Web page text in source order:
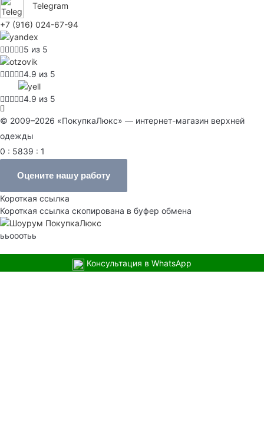
Telegram
+7 (916) 024-67-94
5 из 5
4.9 из 5
4.9 из 5
© 2009–2026 «ПокупкаЛюкс» — интернет-магазин верхней
одежды
0 : 5839 : 1
Оцените нашу работу
Короткая ссылка
Короткая ссылка скопирована в буфер обмена
ььооотьь
Консультация в WhatsApp